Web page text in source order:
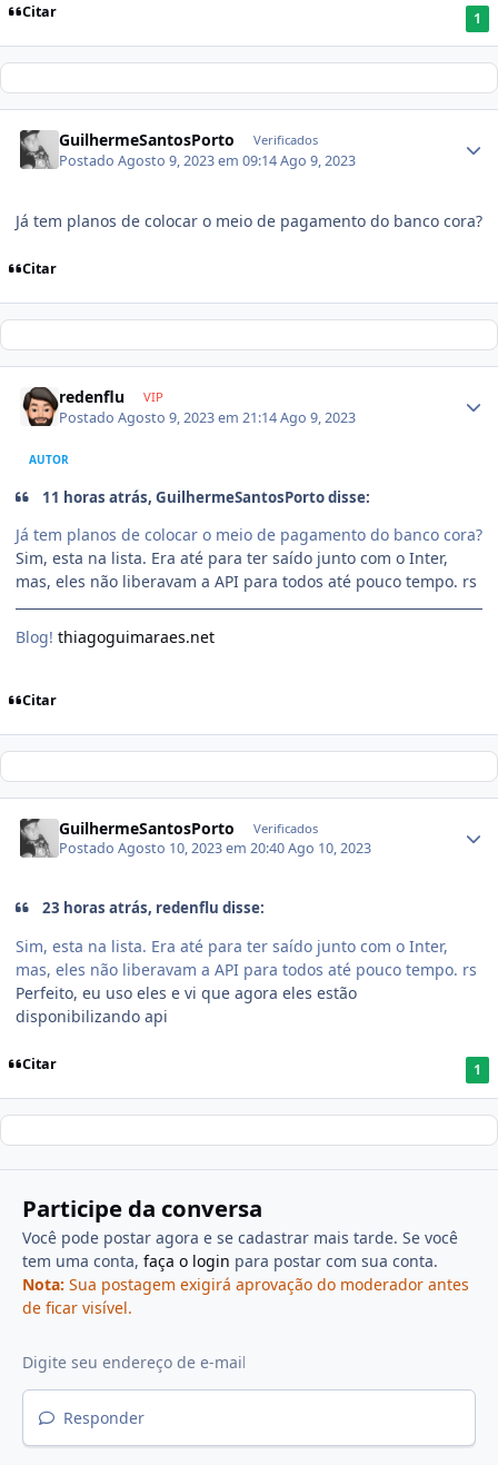
Citar 1
GuilhermeSantosPorto Verificados
PostadoAgosto 9, 2023 em 09:14Ago 9, 2023
Já tem planos de colocar o meio de pagamento do banco cora?
Citar
redenflu VIP
PostadoAgosto 9, 2023 em 21:14Ago 9, 2023
AUTOR
11 horas atrás, GuilhermeSantosPorto disse:
Já tem planos de colocar o meio de pagamento do banco cora?
Sim, esta na lista. Era até para ter saído junto com o Inter,
mas, eles não liberavam a API para todos até pouco tempo. rs
Blog! thiagoguimaraes.net
Citar
GuilhermeSantosPorto Verificados
PostadoAgosto 10, 2023 em 20:40Ago 10, 2023
23 horas atrás, redenflu disse:
Sim, esta na lista. Era até para ter saído junto com o Inter,
mas, eles não liberavam a API para todos até pouco tempo. rs
Perfeito, eu uso eles e vi que agora eles estão
disponibilizando api
Citar 1
Participe da conversa
Você pode postar agora e se cadastrar mais tarde. Se você
tem uma conta, faça o login para postar com sua conta.
Nota: Sua postagem exigirá aprovação do moderador antes
de ficar visível.
Responder